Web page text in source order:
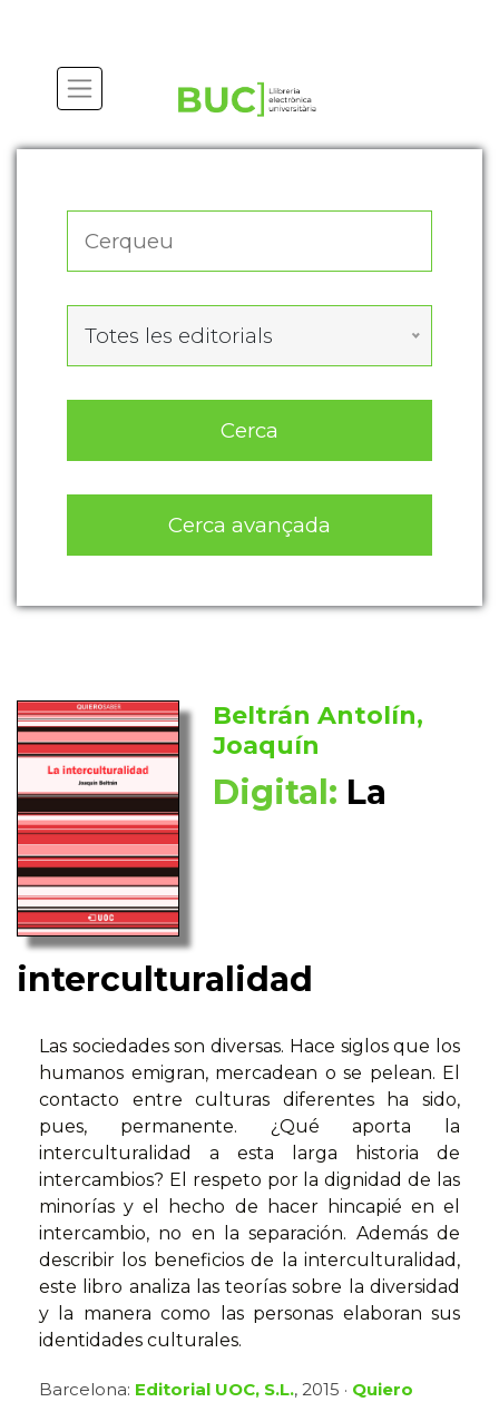
Totes les editorials
Cerca
Cerca avançada
Beltrán Antolín,
Joaquín
Digital: La
interculturalidad
Las sociedades son diversas. Hace siglos que los
humanos emigran, mercadean o se pelean. El
contacto entre culturas diferentes ha sido,
pues, permanente. ¿Qué aporta la
interculturalidad a esta larga historia de
intercambios? El respeto por la dignidad de las
minorías y el hecho de hacer hincapié en el
intercambio, no en la separación. Además de
describir los beneficios de la interculturalidad,
este libro analiza las teorías sobre la diversidad
y la manera como las personas elaboran sus
identidades culturales.
Barcelona: Editorial UOC, S.L., 2015 · Quiero